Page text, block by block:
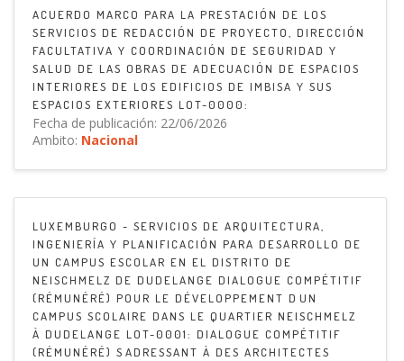
ACUERDO MARCO PARA LA PRESTACIÓN DE LOS
SERVICIOS DE REDACCIÓN DE PROYECTO, DIRECCIÓN
FACULTATIVA Y COORDINACIÓN DE SEGURIDAD Y
SALUD DE LAS OBRAS DE ADECUACIÓN DE ESPACIOS
INTERIORES DE LOS EDIFICIOS DE IMBISA Y SUS
ESPACIOS EXTERIORES LOT-0000:
Fecha de publicación: 22/06/2026
Ambito: Nacional
LUXEMBURGO - SERVICIOS DE ARQUITECTURA,
INGENIERÍA Y PLANIFICACIÓN PARA DESARROLLO DE
UN CAMPUS ESCOLAR EN EL DISTRITO DE
NEISCHMELZ DE DUDELANGE DIALOGUE COMPÉTITIF
(RÉMUNÉRÉ) POUR LE DÉVELOPPEMENT DUN
CAMPUS SCOLAIRE DANS LE QUARTIER NEISCHMELZ
À DUDELANGE LOT-0001: DIALOGUE COMPÉTITIF
(RÉMUNÉRÉ) SADRESSANT À DES ARCHITECTES